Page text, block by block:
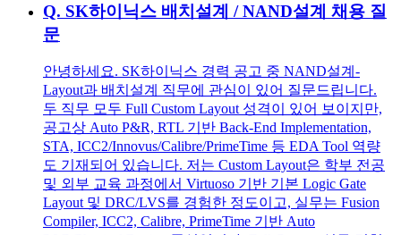
Q. SK하이닉스 배치설계 / NAND설계 채용 질
문
안녕하세요. SK하이닉스 경력 공고 중 NAND설계-
Layout과 배치설계 직무에 관심이 있어 질문드립니다.
두 직무 모두 Full Custom Layout 성격이 있어 보이지만,
공고상 Auto P&R, RTL 기반 Back-End Implementation,
STA, ICC2/Innovus/Calibre/PrimeTime 등 EDA Tool 역량
도 기재되어 있습니다. 저는 Custom Layout은 학부 전공
및 외부 교육 과정에서 Virtuoso 기반 기본 Logic Gate
Layout 및 DRC/LVS를 경험한 정도이고, 실무는 Fusion
Compiler, ICC2, Calibre, PrimeTime 기반 Auto